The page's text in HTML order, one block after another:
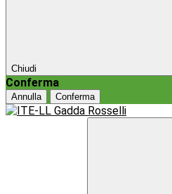
Chiudi
Conferma
Annulla Conferma